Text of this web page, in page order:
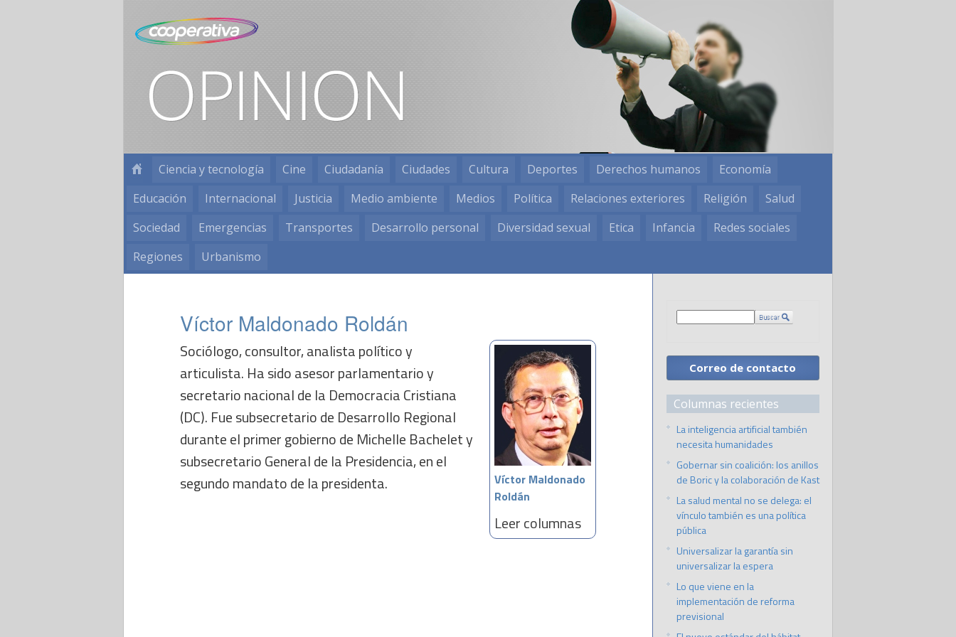
Ciencia y tecnología Cine Ciudadanía Ciudades Cultura Deportes Derechos humanos
Economía
Educación
Internacional Justicia Medio ambiente Medios Política Relaciones exteriores Religión
Salud
Sociedad
Emergencias Transportes Desarrollo personal Diversidad sexual Etica Infancia
Redes sociales
Regiones
Urbanismo
Víctor Maldonado Roldán
Víctor Maldonado
Roldán
Leer columnas
Sociólogo, consultor, analista político y
articulista. Ha sido asesor parlamentario y
secretario nacional de la Democracia Cristiana
(DC). Fue subsecretario de Desarrollo Regional
durante el primer gobierno de Michelle Bachelet y
subsecretario General de la Presidencia, en el
segundo mandato de la presidenta.
Correo de contacto
Columnas recientes
La inteligencia artificial también
necesita humanidades
Gobernar sin coalición: los anillos
de Boric y la colaboración de Kast
La salud mental no se delega: el
vínculo también es una política
pública
Universalizar la garantía sin
universalizar la espera
Lo que viene en la
implementación de reforma
previsional